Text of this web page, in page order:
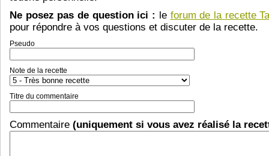
Ne posez pas de question ici :
le forum de la recette
pour répondre à vos questions et discuter de la recette.
Pseudo
Note de la recette
Titre du commentaire
Commentaire (uniquement si vous avez réalisé la